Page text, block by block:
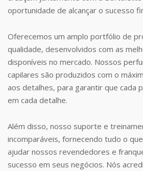
oportunidade de alcançar o sucesso
Oferecemos um amplo portfólio de
qualidade, desenvolvidos com as
disponíveis no mercado. Nossos
capilares são produzidos com o
aos detalhes, para garantir que cada
em cada detalhe.
Além disso, nosso suporte e
incomparáveis, fornecendo tudo o
ajudar nossos revendedores e
sucesso em seus negócios. Nós